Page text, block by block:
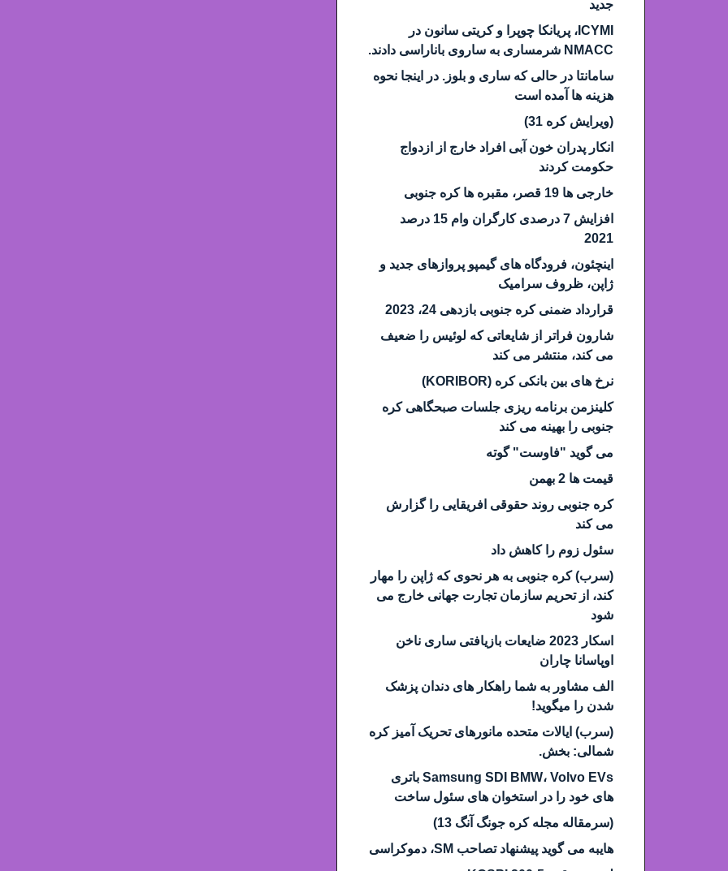
جدید
ICYMI، پریانکا چوپرا و کریتی سانون در
NMACC شرمساری به ساروی باناراسی دادند.
سامانتا در حالی که ساری و بلوز. در اینجا نحوه
هزینه ها آمده است
(ویرایش کره 31)
انکار پدران خون آبی افراد خارج از ازدواج
حکومت کردند
خارجی ها 19 قصر، مقبره ها کره جنوبی
افزایش 7 درصدی کارگران وام 15 درصد
2021
اینچئون، فرودگاه های گیمپو پروازهای جدید و
ژاپن، ظروف سرامیک
قرارداد ضمنی کره جنوبی بازدهی 24، 2023
شارون فراتر از شایعاتی که لوئیس را ضعیف
می کند، منتشر می کند
نرخ های بین بانکی کره (KORIBOR)
کلینزمن برنامه ریزی جلسات صبحگاهی کره
جنوبی را بهینه می کند
می گوید "فاوست" گوته
قیمت ها 2 بهمن
کره جنوبی روند حقوقی افریقایی را گزارش
می کند
سئول زوم را کاهش داد
(سرب) کره جنوبی به هر نحوی که ژاپن را مهار
کند، از تحریم سازمان تجارت جهانی خارج می
شود
اسکار 2023 ضایعات بازیافتی ساری ناخن
اوپاسانا چاران
الف مشاور به شما راهکار های دندان پزشک
شدن را میگوید!
(سرب) ایالات متحده مانورهای تحریک آمیز کره
شمالی: بخش.
Samsung SDI BMW، Volvo EVs باتری
های خود را در استخوان های سئول ساخت
(سرمقاله مجله کره جونگ آنگ 13)
هایبه می گوید پیشنهاد تصاحب SM، دموکراسی